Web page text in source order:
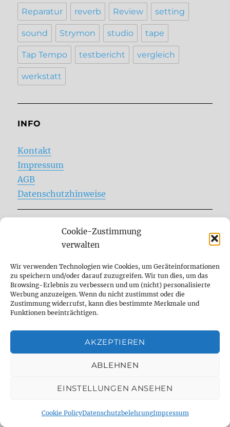
Cookie-Zustimmung
verwalten
Wir verwenden Technologien wie Cookies, um Geräteinformationen
zu speichern und/oder darauf zuzugreifen. Wir tun dies, um das
Browsing-Erlebnis zu verbessern und um (nicht) personalisierte
Werbung anzuzeigen. Wenn du nicht zustimmst oder die
Zustimmung widerrufst, kann dies bestimmte Merkmale und
Funktionen beeinträchtigen.
AKZEPTIEREN
ABLEHNEN
EINSTELLUNGEN ANSEHEN
Cookie PolicyDatenschutzbelehrungImpressum
Reparatur reverb Review setting
sound Strymon studio tape
Tap Tempo testbericht vergleich
werkstatt
INFO
Kontakt
Impressum
AGB
Datenschutzhinweise